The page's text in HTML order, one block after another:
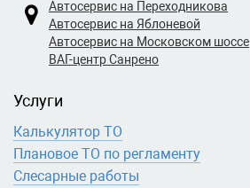
Автосервис на Переходникова
Автосервис на Яблоневой
Автосервис на Московском шоссе
ВАГ-центр Санрено
Услуги
Калькулятор ТО
Плановое ТО по регламенту
Слесарные работы